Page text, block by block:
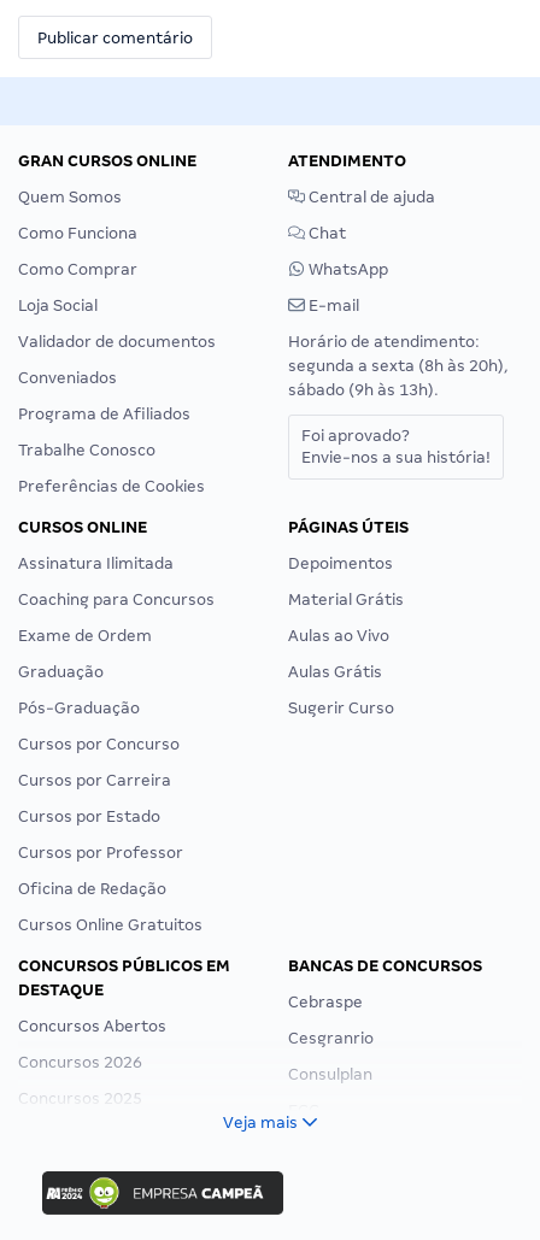
GRAN CURSOS ONLINE
Quem Somos
Como Funciona
Como Comprar
Loja Social
Validador de documentos
Conveniados
Programa de Afiliados
Trabalhe Conosco
Preferências de Cookies
ATENDIMENTO
Central de ajuda
Chat
WhatsApp
E-mail
Horário de atendimento:
segunda a sexta (8h às 20h),
sábado (9h às 13h).
Foi aprovado?
Envie-nos a sua história!
CURSOS ONLINE
Assinatura Ilimitada
Coaching para Concursos
Exame de Ordem
Graduação
Pós-Graduação
Cursos por Concurso
Cursos por Carreira
Cursos por Estado
Cursos por Professor
Oficina de Redação
Cursos Online Gratuitos
PÁGINAS ÚTEIS
Depoimentos
Material Grátis
Aulas ao Vivo
Aulas Grátis
Sugerir Curso
CONCURSOS PÚBLICOS EM
DESTAQUE
Concursos Abertos
Concursos 2026
Concursos 2025
Concurso Ibama
Concurso MPU
BANCAS DE CONCURSOS
Cebraspe
Cesgranrio
Consulplan
Veja mais